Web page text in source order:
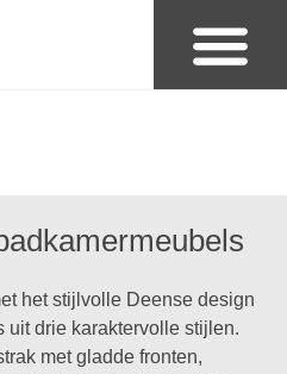
het stijlvolle Deense design
uit drie karaktervolle stijlen.
met gladde fronten,